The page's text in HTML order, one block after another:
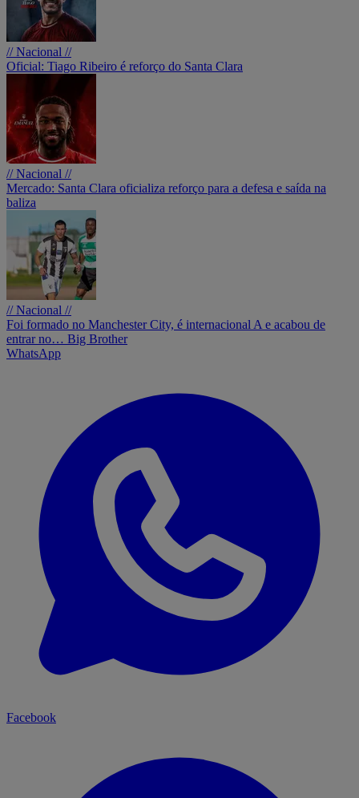
// Nacional //
Oficial: Tiago Ribeiro é reforço do Santa Clara
// Nacional //
Mercado: Santa Clara oficializa reforço para a defesa e saída na
baliza
// Nacional //
Foi formado no Manchester City, é internacional A e acabou de
entrar no… Big Brother
WhatsApp
Facebook